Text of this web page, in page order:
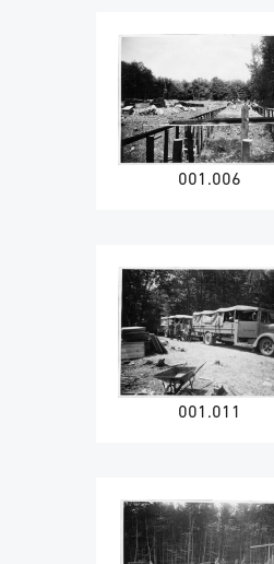
001.006
001.011